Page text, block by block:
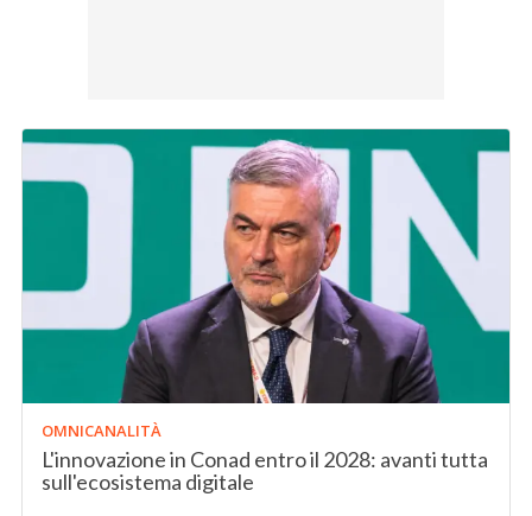
OMNICANALITÀ
L'innovazione in Conad entro il 2028: avanti tutta
sull'ecosistema digitale